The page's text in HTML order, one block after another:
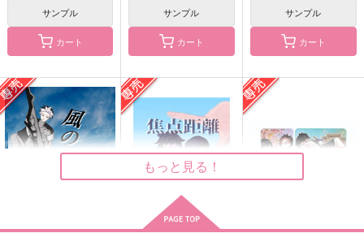
四季鳴保A6Box
有頂天一二三
鳴海弦×保科宗四郎
サンプル
作品詳細
魂の明滅
10番目の部屋
保科宗四郎×鳴海弦
サンプル
作品詳細
まにまに
lightspeed
157 （税込）
保科宗四郎×鳴海弦
作品詳細
サンプル
カート
サンプル
カート
サンプル
カート
もっと見る！